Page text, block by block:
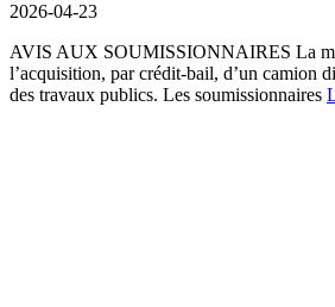
2026-04-23
AVIS AUX SOUMISSIONNAIRES La
l’acquisition, par crédit-bail, d’un camion
des travaux publics. Les soumissionnaires